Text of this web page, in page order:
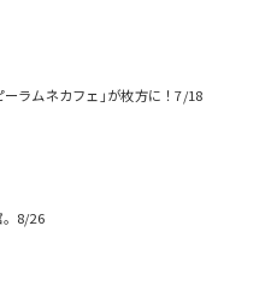
ラムネカフェ｣が枚方に！7/18
。8/26